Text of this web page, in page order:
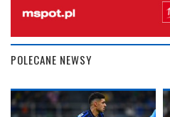
POLECANE NEWSY